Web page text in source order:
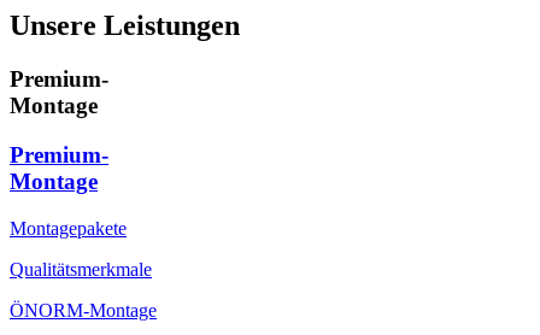
Unsere Leistungen
Premium-
Montage
Premium-
Montage
Montagepakete
Qualitätsmerkmale
ÖNORM-Montage